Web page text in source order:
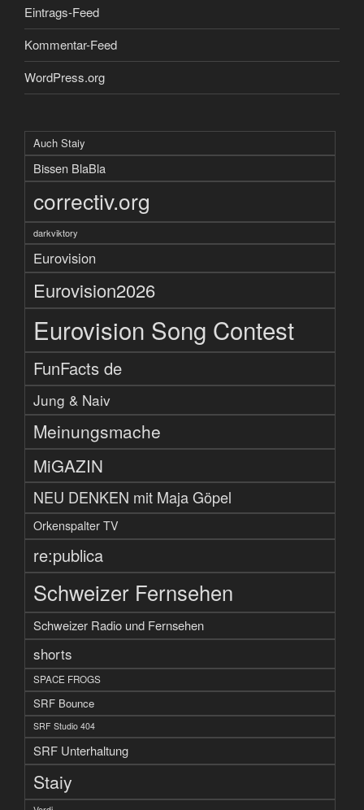
Eintrags-Feed
Kommentar-Feed
WordPress.org
Auch Staiy
Bissen BlaBla
correctiv.org
darkviktory
Eurovision
Eurovision2026
Eurovision Song Contest
FunFacts de
Jung & Naiv
Meinungsmache
MiGAZIN
NEU DENKEN mit Maja Göpel
Orkenspalter TV
re:publica
Schweizer Fernsehen
Schweizer Radio und Fernsehen
shorts
SPACE FROGS
SRF Bounce
SRF Studio 404
SRF Unterhaltung
Staiy